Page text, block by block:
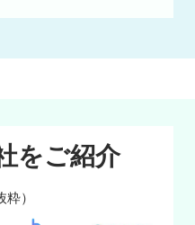
をご紹介
粋）